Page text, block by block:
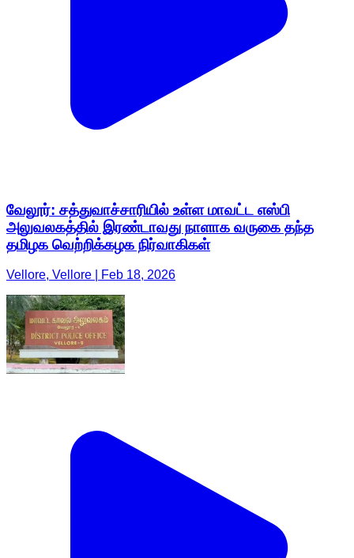
வேலூர்: சத்துவாச்சாரியில் உள்ள மாவட்ட எஸ்பி
அலுவலகத்தில் இரண்டாவது நாளாக வருகை தந்த
தமிழக வெற்றிக்கழக நிர்வாகிகள்
Vellore, Vellore | Feb 18, 2026